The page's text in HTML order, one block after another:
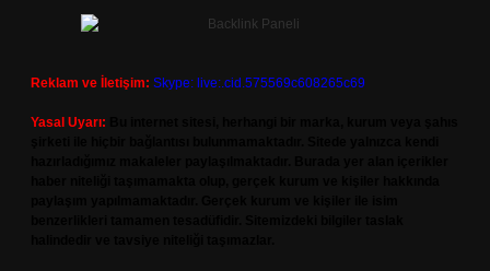
Reklam ve İletişim: Skype: live:.cid.575569c608265c69
Yasal Uyarı: